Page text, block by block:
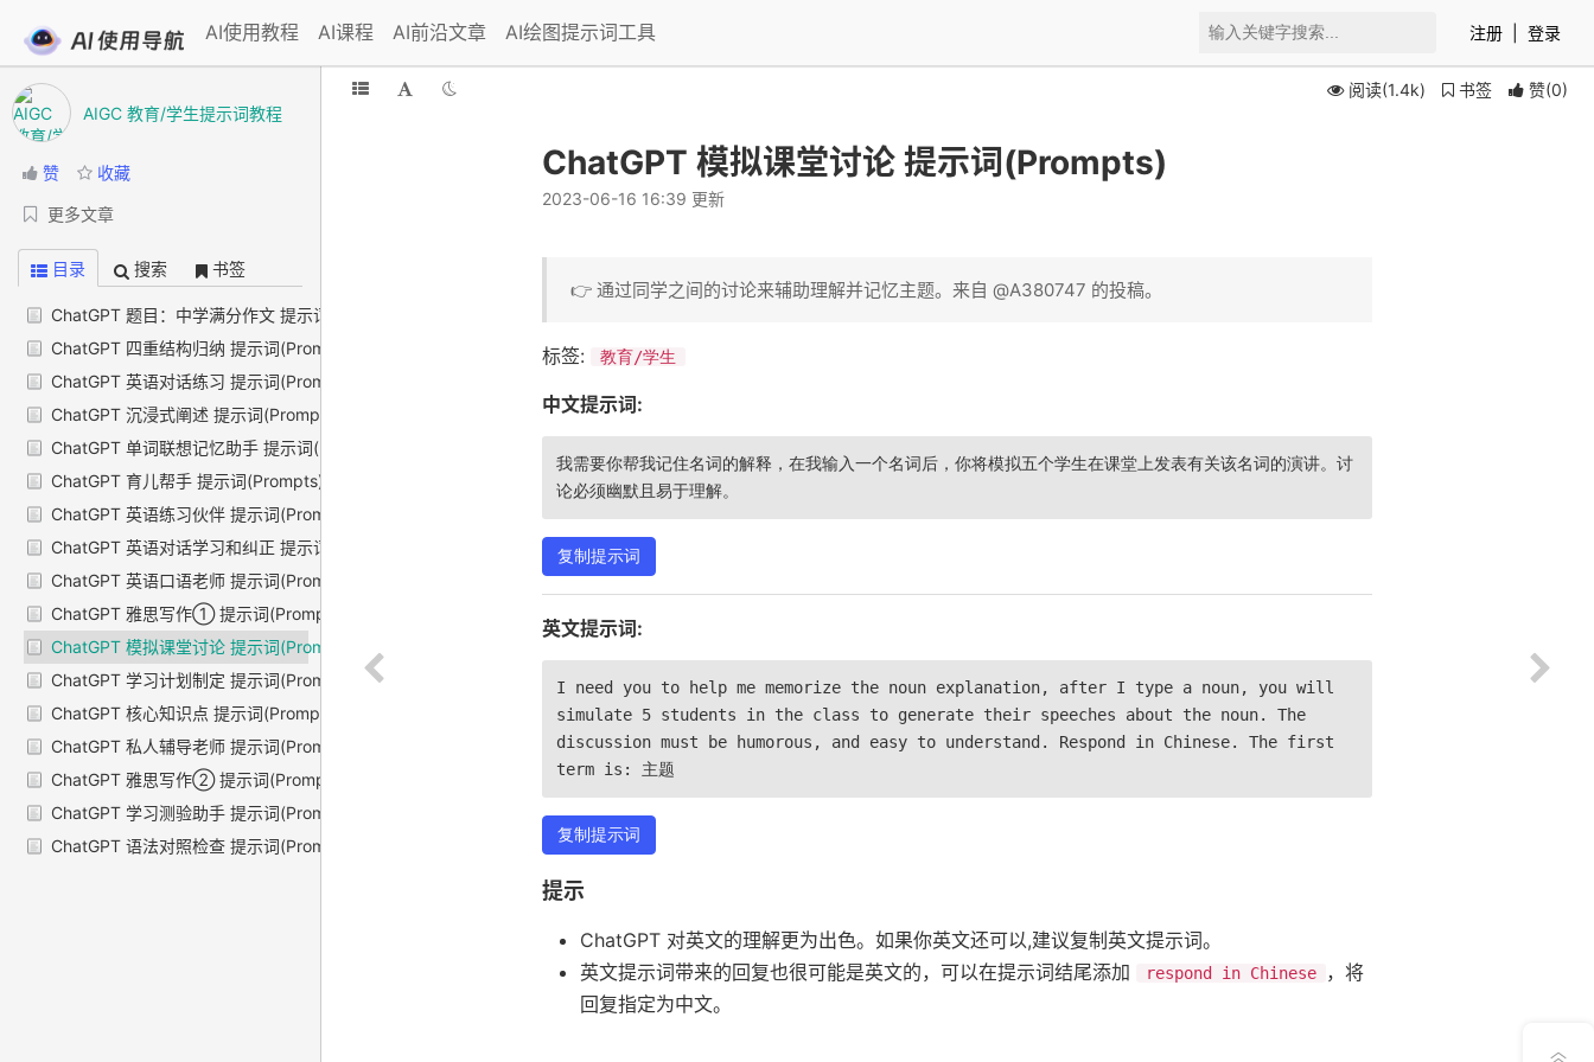
AI使用教程 AI课程 AI前沿文章 AI绘图提示词工具 注册 登录
AIGC 教育/学生提示词教程
赞 收藏
更多文章
目录 搜索 书签
ChatGPT 题目：中学满分作文 提示词(Prompts)
ChatGPT 四重结构归纳 提示词(Prompts)
ChatGPT 英语对话练习 提示词(Prompts)
ChatGPT 沉浸式阐述 提示词(Prompts)
ChatGPT 单词联想记忆助手 提示词(Prompts)
ChatGPT 育儿帮手 提示词(Prompts)
ChatGPT 英语练习伙伴 提示词(Prompts)
ChatGPT 英语对话学习和纠正 提示词(Prompts)
ChatGPT 英语口语老师 提示词(Prompts)
ChatGPT 雅思写作① 提示词(Prompts)
ChatGPT 模拟课堂讨论 提示词(Prompts)
ChatGPT 学习计划制定 提示词(Prompts)
ChatGPT 核心知识点 提示词(Prompts)
ChatGPT 私人辅导老师 提示词(Prompts)
ChatGPT 雅思写作② 提示词(Prompts)
ChatGPT 学习测验助手 提示词(Prompts)
ChatGPT 语法对照检查 提示词(Prompts)
阅读(1.4k) 书签 赞(0)
ChatGPT 模拟课堂讨论 提示词(Prompts)
2023-06-16 16:39 更新
👉 通过同学之间的讨论来辅助理解并记忆主题。来自 @A380747 的投稿。
标签: 教育/学生
中文提示词:
我需要你帮我记住名词的解释，在我输入一个名词后，你将模拟五个学生在课堂上发表有关该名词的演讲。讨
论必须幽默且易于理解。
复制提示词
英文提示词:
I need you to help me memorize the noun explanation, after I type a noun, you will
simulate 5 students in the class to generate their speeches about the noun. The
discussion must be humorous, and easy to understand. Respond in Chinese. The first
term is: 主题
复制提示词
提示
ChatGPT 对英文的理解更为出色。如果你英文还可以,建议复制英文提示词。
英文提示词带来的回复也很可能是英文的，可以在提示词结尾添加
respond in Chinese
，将
回复指定为中文。